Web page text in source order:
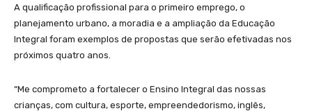
A qualificação profissional para o primeiro emprego, o
planejamento urbano, a moradia e a ampliação da Educação
Integral foram exemplos de propostas que serão efetivadas nos
próximos quatro anos.
“Me comprometo a fortalecer o Ensino Integral das nossas
crianças, com cultura, esporte, empreendedorismo, inglês,